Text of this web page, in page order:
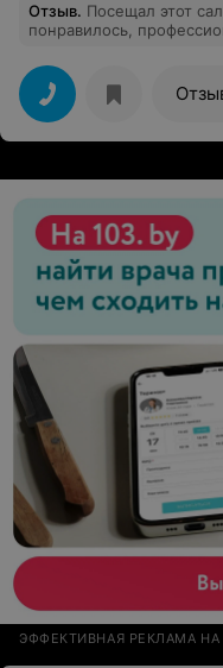
Отзыв. Посещал этот
понравилось,
внимание мастеров.
ЭФФЕКТИВНАЯ РЕКЛАМА НА